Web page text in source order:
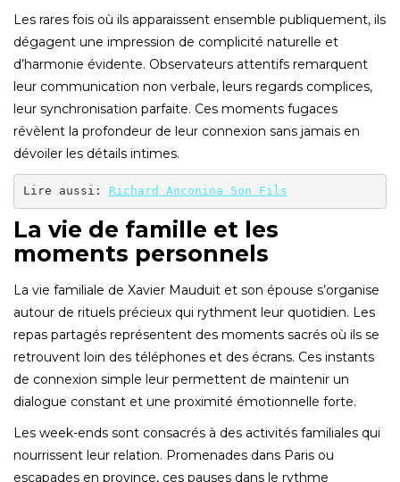
Les rares fois où ils apparaissent ensemble publiquement, ils
dégagent une impression de complicité naturelle et
d’harmonie évidente. Observateurs attentifs remarquent
leur communication non verbale, leurs regards complices,
leur synchronisation parfaite. Ces moments fugaces
révèlent la profondeur de leur connexion sans jamais en
dévoiler les détails intimes.
Lire aussi: Richard Anconina Son Fils
La vie de famille et les
moments personnels
La vie familiale de Xavier Mauduit et son épouse s’organise
autour de rituels précieux qui rythment leur quotidien. Les
repas partagés représentent des moments sacrés où ils se
retrouvent loin des téléphones et des écrans. Ces instants
de connexion simple leur permettent de maintenir un
dialogue constant et une proximité émotionnelle forte.
Les week-ends sont consacrés à des activités familiales qui
nourrissent leur relation. Promenades dans Paris ou
escapades en province, ces pauses dans le rythme